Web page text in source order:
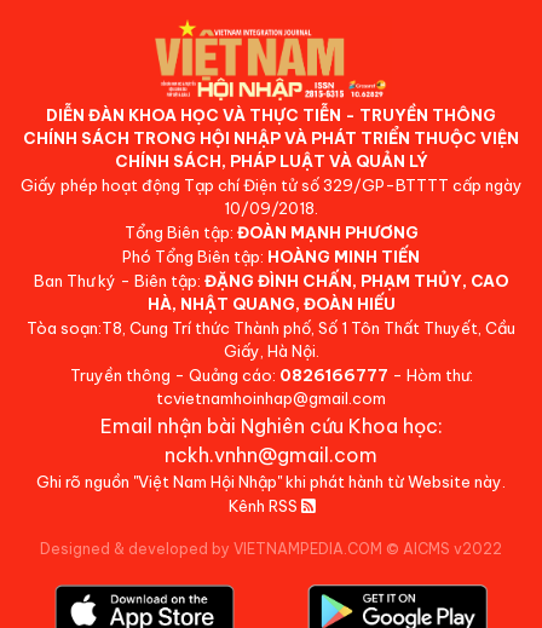
DIỄN ĐÀN KHOA HỌC VÀ THỰC TIỄN - TRUYỀN THÔNG
CHÍNH SÁCH TRONG HỘI NHẬP VÀ PHÁT TRIỂN THUỘC VIỆN
CHÍNH SÁCH, PHÁP LUẬT VÀ QUẢN LÝ
Giấy phép hoạt động Tạp chí Điện tử số 329/GP-BTTTT cấp ngày
10/09/2018.
Tổng Biên tập: ĐOÀN MẠNH PHƯƠNG
Phó Tổng Biên tập: HOÀNG MINH TIẾN
Ban Thư ký - Biên tập: ĐẶNG ĐÌNH CHẤN, PHẠM THỦY, CAO
HÀ, NHẬT QUANG, ĐOÀN HIẾU
Tòa soạn:T8, Cung Trí thức Thành phố, Số 1 Tôn Thất Thuyết, Cầu
Giấy, Hà Nội.
Truyền thông - Quảng cáo: 0826166777 - Hòm thư:
tcvietnamhoinhap@gmail.com
Email nhận bài Nghiên cứu Khoa học:
nckh.vnhn@gmail.com
Ghi rõ nguồn "Việt Nam Hội Nhập" khi phát hành từ Website này.
Kênh RSS
Designed & developed by VIETNAMPEDIA.COM © AICMS v2022